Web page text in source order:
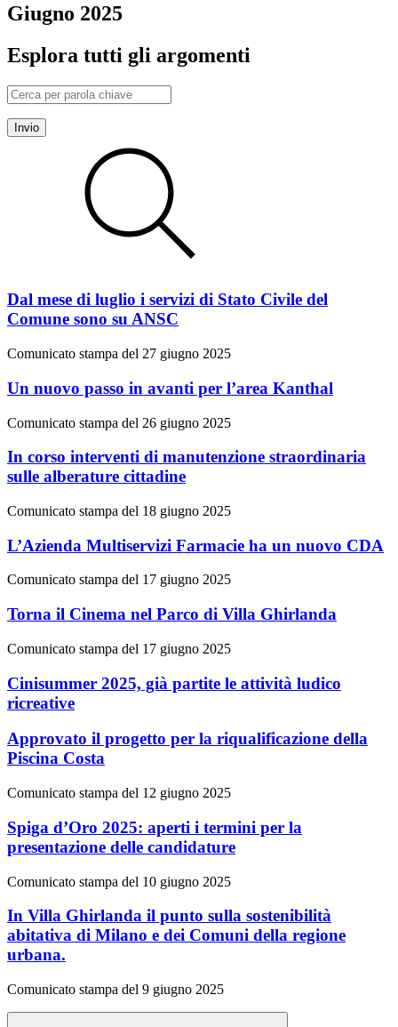
Giugno 2025
Esplora tutti gli argomenti
Invio
Dal mese di luglio i servizi di Stato Civile del
Comune sono su ANSC
Comunicato stampa del 27 giugno 2025
Un nuovo passo in avanti per l’area Kanthal
Comunicato stampa del 26 giugno 2025
In corso interventi di manutenzione straordinaria
sulle alberature cittadine
Comunicato stampa del 18 giugno 2025
L’Azienda Multiservizi Farmacie ha un nuovo CDA
Comunicato stampa del 17 giugno 2025
Torna il Cinema nel Parco di Villa Ghirlanda
Comunicato stampa del 17 giugno 2025
Cinisummer 2025, già partite le attività ludico
ricreative
Approvato il progetto per la riqualificazione della
Piscina Costa
Comunicato stampa del 12 giugno 2025
Spiga d’Oro 2025: aperti i termini per la
presentazione delle candidature
Comunicato stampa del 10 giugno 2025
In Villa Ghirlanda il punto sulla sostenibilità
abitativa di Milano e dei Comuni della regione
urbana.
Comunicato stampa del 9 giugno 2025